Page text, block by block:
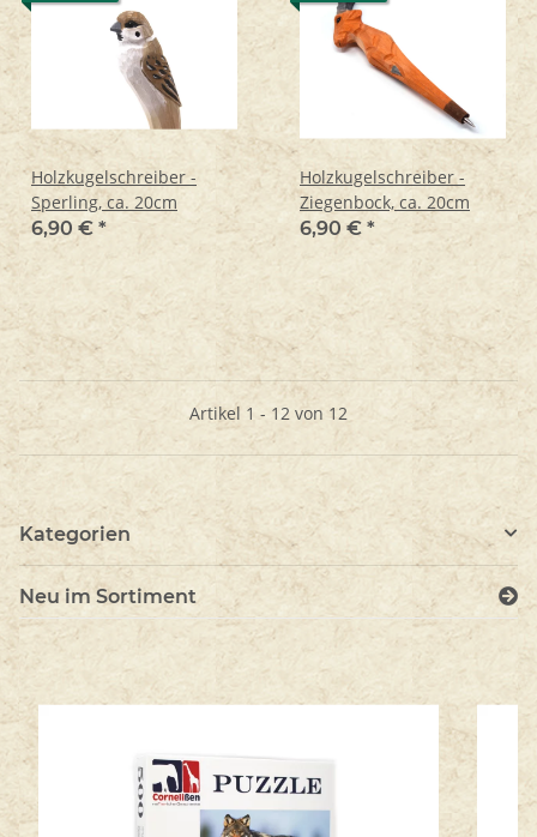
Holzkugelschreiber -
Sperling, ca. 20cm
6,90 € *
Holzkugelschreiber -
Ziegenbock, ca. 20cm
6,90 € *
Artikel 1 - 12 von 12
Kategorien
Neu im Sortiment